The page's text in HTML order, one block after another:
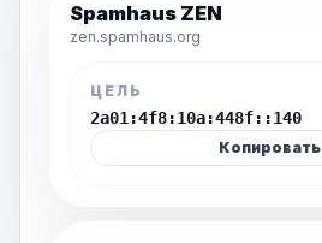
Spamhaus ZEN
zen.spamhaus.org
ЦЕЛЬ
2a01:4f8:10a:448f::140
Копировать